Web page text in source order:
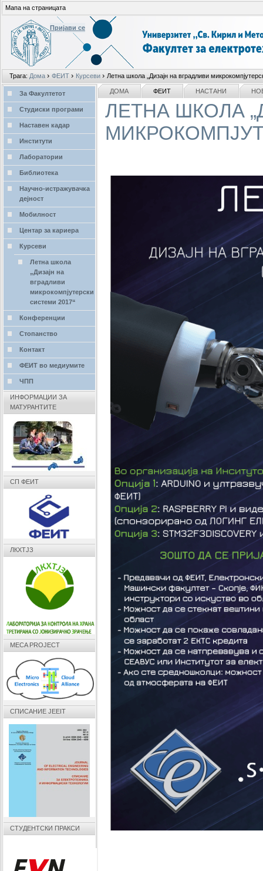
Лични
алати
Пријави се
Трага: Дома › ФЕИТ › Курсеви › Летна школа „Дизајн на вградливи
Мапа на страницата
делови
ДОМА ФЕИТ НАСТАНИ
ЛЕТНА ШКОЛА
NAVIGATION
За Факултетот
Студиски програми
Наставен кадар
Институти
Лаборатории
Библиотека
Научно-истражувачка
дејност
Мобилност
Центар за кариера
Курсеви
Летна школа
„Дизајн на
вградливи
микрокомпјутерски
системи 2017“
Конференции
Стопанство
Контакт
ФЕИТ во медиумите
ЧПП
ИНФОРМАЦИИ ЗА
МАТУРАНТИТЕ
СП ФЕИТ
ЛКХТЈЗ
MECA PROJECT
СПИСАНИЕ JEEIT
СТУДЕНТСКИ ПРАКСИ